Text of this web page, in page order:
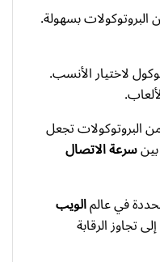
البروتوكولات بسهولة.
لاختيار الأنسب.
البروتوكولات تجعل
سرعةالاتصال
في عالمالويب
تجاوز الرقابة